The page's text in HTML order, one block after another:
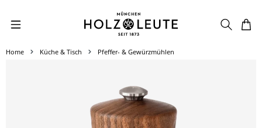
Zum Hauptinhalt springen
Home Küche & Tisch Pfeffer- & Gewürzmühlen